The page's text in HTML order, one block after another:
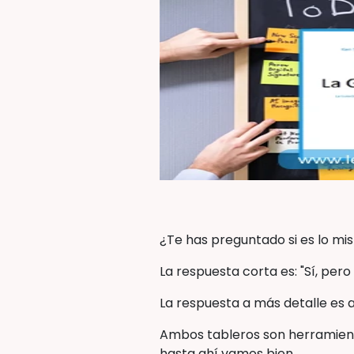
¿Te has preguntado si es lo
La respuesta corta es: "Sí, pero
La respuesta a más detalle es
Ambos tableros son